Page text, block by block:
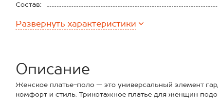
Состав:
Плотность ткани:
Развернуть характеристики
Описание
Женское платье-поло — это универсальный элемент
комфорт и стиль. Трикотажное платье для женщин